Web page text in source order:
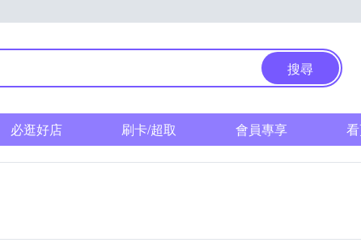
搜尋
必逛好店 刷卡/超取 會員專享